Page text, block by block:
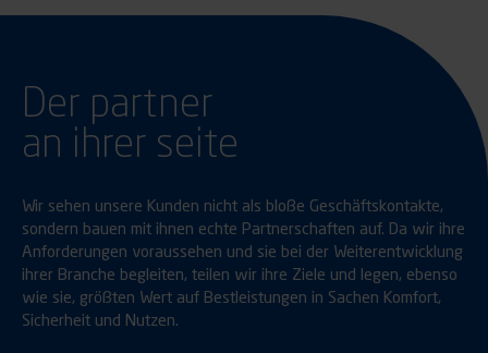
Der partner
an ihrer seite
Wir sehen unsere Kunden nicht als bloße Geschäftskontakte,
sondern bauen mit ihnen echte Partnerschaften auf. Da wir ihre
Anforderungen voraussehen und sie bei der Weiterentwicklung
ihrer Branche begleiten, teilen wir ihre Ziele und legen, ebenso
wie sie, größten Wert auf Bestleistungen in Sachen Komfort,
Sicherheit und Nutzen.